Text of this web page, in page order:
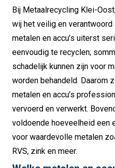
Bij Metaalrecycling Klei-
wij het veilig en
metalen en accu’s uiterst
eenvoudig te recyclen;
schadelijk kunnen zijn voor
worden behandeld. Daarom
metalen en accu’s
vervoerd en verwerkt.
voldoende hoeveelheid een
voor waardevolle metalen
RVS, zink en meer.